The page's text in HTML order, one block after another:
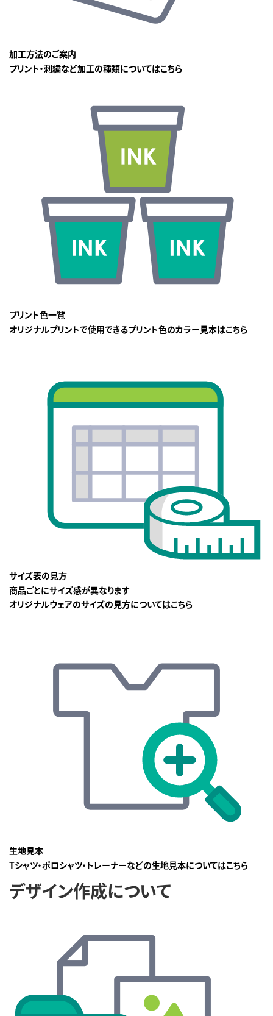
加工方法のご案内
プリント・刺繍など加工の種類についてはこちら
プリント色一覧
オリジナルプリントで使用できるプリント色のカラー見本はこちら
サイズ表の見方
商品ごとにサイズ感が異なります
オリジナルウェアのサイズの見方についてはこちら
生地見本
Tシャツ・ポロシャツ・トレーナーなどの生地見本についてはこちら
デザイン作成について